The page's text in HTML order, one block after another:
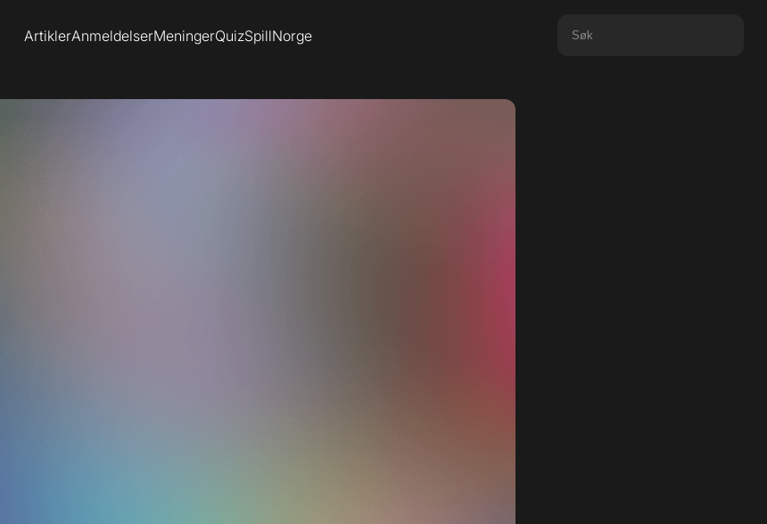
ArtiklerAnmeldelserMeningerQuizSpillNorge